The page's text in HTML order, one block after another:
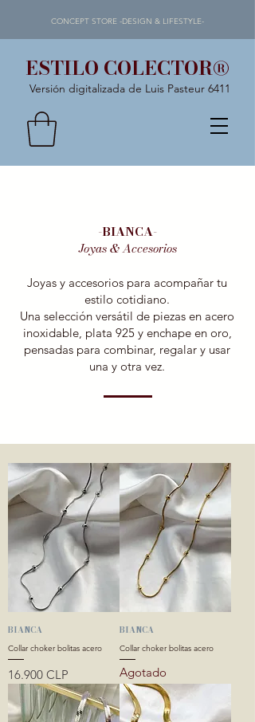
ESTILO COLECTOR®
Versión digitalizada de Luis Pasteur 6411
CONCEPT STORE -DESIGN & LIFESTYLE-
-BIANCA-
Joyas & Accesorios
Joyas y accesorios para acompañar tu
estilo cotidiano.
Una selección versátil de piezas en acero
inoxidable, plata 925 y enchape en oro,
pensadas para combinar, regalar y usar
una y otra vez.
BIANCA
Collar choker bolitas acero
Precio
16.900 CLP
BIANCA
Collar choker bolitas acero
Agotado